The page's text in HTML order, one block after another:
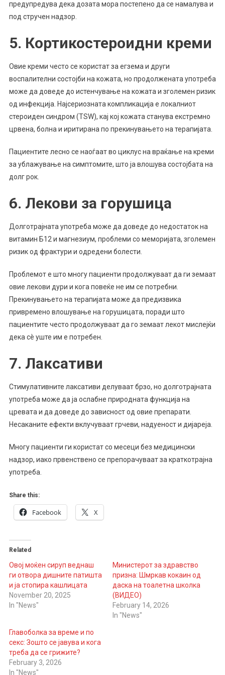
предупредува дека дозата мора постепено да се намалува и
под стручен надзор.
5. Кортикостероидни креми
Овие креми често се користат за егзема и други
воспалителни состојби на кожата, но продолжената употреба
може да доведе до истенчување на кожата и зголемен ризик
од инфекција. Најсериозната компликација е локалниот
стероиден синдром (TSW), кај кој кожата станува екстремно
црвена, болна и иритирана по прекинувањето на терапијата.
Пациентите лесно се наоѓаат во циклус на враќање на креми
за ублажување на симптомите, што ја влошува состојбата на
долг рок.
6. Лекови за горушица
Долготрајната употреба може да доведе до недостаток на
витамин Б12 и магнезиум, проблеми со меморијата, зголемен
ризик од фрактури и одредени болести.
Проблемот е што многу пациенти продолжуваат да ги земаат
овие лекови дури и кога повеќе не им се потребни.
Прекинувањето на терапијата може да предизвика
привремено влошување на горушицата, поради што
пациентите често продолжуваат да го земаат лекот мислејќи
дека сè уште им е потребен.
7. Лаксативи
Стимулативните лаксативи делуваат брзо, но долготрајната
употреба може да ја ослабне природната функција на
цревата и да доведе до зависност од овие препарати.
Несаканите ефекти вклучуваат грчеви, надуеност и дијареја.
Многу пациенти ги користат со месеци без медицински
надзор, иако првенствено се препорачуваат за краткотрајна
употреба.
Share this:
Facebook X
Related
Овој моќен сируп веднаш
ги отвора дишните патишта
и ја стопира кашлицата
November 20, 2025
In "News"
Министерот за здравство
призна: Шмркав кокаин од
даска на тоалетна школка
(ВИДЕО)
February 14, 2026
In "News"
Главоболка за време и по
секс: Зошто се јавува и кога
треба да се грижите?
February 3, 2026
In "News"